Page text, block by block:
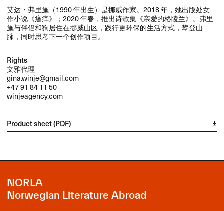
​艾达・弗里施​（​1990 ​年出生）​是挪威作家。​​2018 ​年，​她出版处女
作小说​《瘙痒》​；​​2020 ​年春，​推出诗歌集​《亲爱的格陵兰》​。​弗里
施与伴侣和狗居住在挪威山区，​践行更环保的生活方式，​攀登山
脉，​同时思考下一个创作项目。​​
Rights
文雅代理
gina.winje@gmail.com
+47 91 84 11 50
winjeagency.com
Product sheet (PDF)
NORLA
Norwegian Literature Abroad